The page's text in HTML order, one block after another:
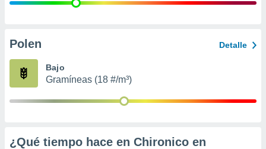
e
publicidad
Polen Detalle
Bajo
Gramíneas (18 #/m³)
¿Qué tiempo hace en Chironico en